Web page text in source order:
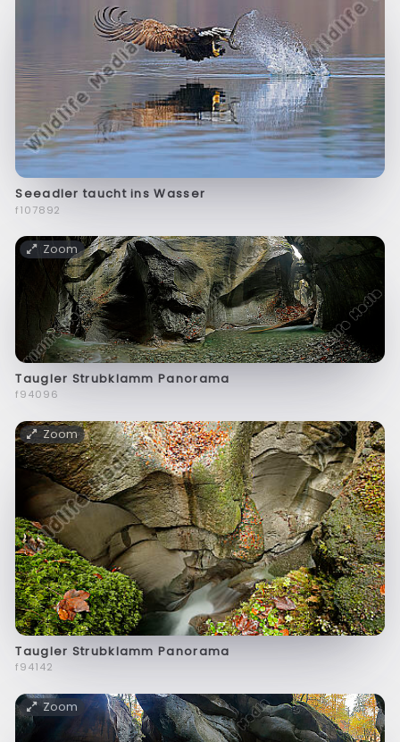
Seeadler taucht ins Wasser
f107892
Zoom
Taugler Strubklamm Panorama
f94096
Zoom
Taugler Strubklamm Panorama
f94142
Zoom